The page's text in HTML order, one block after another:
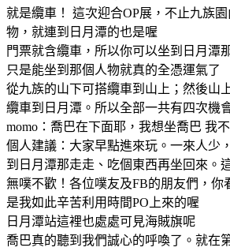
就是纜車！ 這次迎合OP展，不止九族
物，就連到日月潭的也是喔
門票就含纜車，所以你可以坐到日月潭
只是能坐到那個人物就真的全憑運氣了
從九族的山下可搭纜車到山上；然後山
纜車到日月潭。所以全部一共有四次機
momo：喬巴在下面耶，我想坐喬巴 我
個人建議：大家早點進來玩。一來人少
到日月潭那走走、吃個東西再坐回來。
無噗不歡！各位噗友及FB的朋友們，你
是我如此辛苦利用時間PO上來的喔
日月潭站這裡也處處可見海賊旗呢
喬巴真的聽到我們誠心的呼喚了。就在